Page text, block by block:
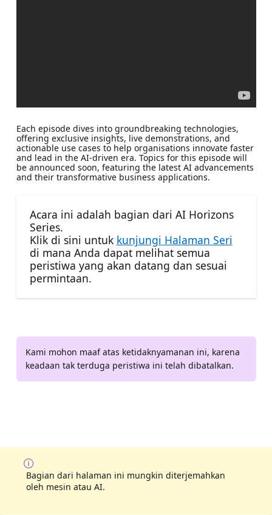
Each episode dives into groundbreaking technologies,
offering exclusive insights, live demonstrations, and
actionable use cases to help organisations innovate faster
and lead in the AI-driven era. Topics for this episode will
be announced soon, featuring the latest AI advancements
and their transformative business applications.
Acara ini adalah bagian dari AI Horizons
Series.
Klik di sini untuk kunjungi Halaman Seri
di mana Anda dapat melihat semua
peristiwa yang akan datang dan sesuai
permintaan.
Kami mohon maaf atas ketidaknyamanan ini, karena
keadaan tak terduga peristiwa ini telah dibatalkan.
Bagian dari halaman ini mungkin diterjemahkan
oleh mesin atau AI.